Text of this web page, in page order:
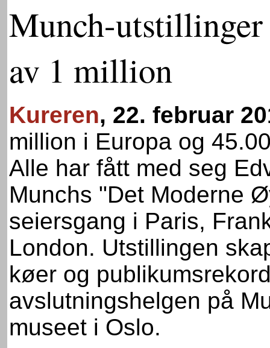
Munch-
av 1 million
Kureren, 22. februar
million i Europa og
Alle har fått med seg
Munchs "Det Moderne
seiersgang i Paris,
London. Utstillingen
køer og
avslutningshelgen på
museet i Oslo.